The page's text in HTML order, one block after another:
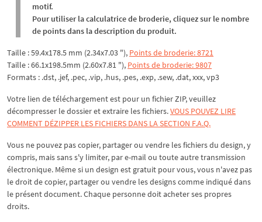
motif.
Pour utiliser la calculatrice de broderie, cliquez sur le nombre
de points dans la description du produit.
Taille : 59.4x178.5 mm (2.34x7.03 "), Points de broderie: 8721
Taille : 66.1x198.5mm (2.60x7.81 "), Points de broderie: 9807
Formats : .dst, .jef, .pec, .vip, .hus, .pes, .exp, .sew, .dat, xxx, vp3
Votre lien de téléchargement est pour un fichier ZIP, veuillez
décompresser le dossier et extraire les fichiers.VOUS POUVEZ LIRE
COMMENT DÉZIPPER LES FICHIERS DANS LA SECTION F.A.Q.
Vous ne pouvez pas copier, partager ou vendre les fichiers du design, y
compris, mais sans s'y limiter, par e-mail ou toute autre transmission
électronique. Même si un design est gratuit pour vous, vous n'avez pas
le droit de copier, partager ou vendre les designs comme indiqué dans
le présent document. Chaque personne doit acheter ses propres
droits.